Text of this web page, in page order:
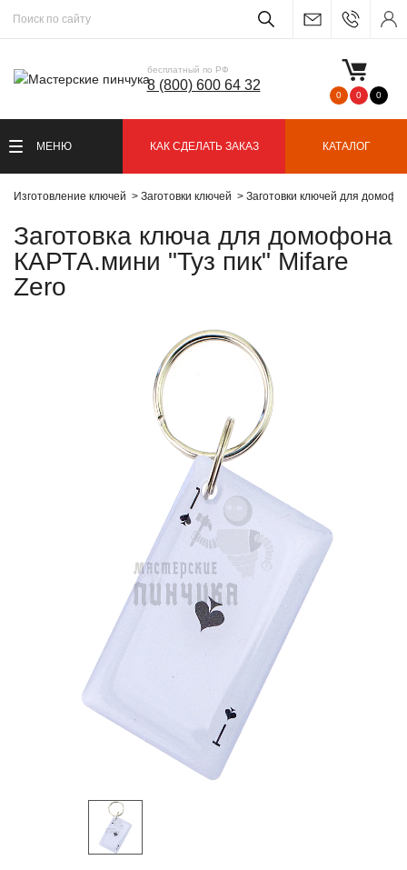
бесплатный по РФ
8 (800) 600 64 32
0 0 0
МЕНЮ КАК СДЕЛАТЬ ЗАКАЗ КАТАЛОГ
Изготовление ключей Заготовки ключей Заготовки ключей для
Заготовка ключа для домофона
КАРТА.мини "Туз пик" Mifare
Zero